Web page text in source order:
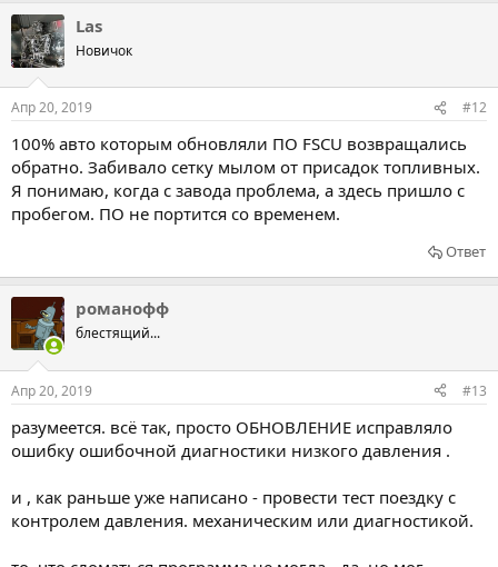
Las
Новичок
Апр 20, 2019 #12
100% авто которым обновляли ПО FSCU возвращались
обратно. Забивало сетку мылом от присадок топливных.
Я понимаю, когда с завода проблема, а здесь пришло с
пробегом. ПО не портится со временем.
Ответ
романофф
блестящий...
Апр 20, 2019 #13
разумеется. всё так, просто ОБНОВЛЕНИЕ исправляло
ошибку ошибочной диагностики низкого давления .
и , как раньше уже написано - провести тест поездку с
контролем давления. механическим или диагностикой.